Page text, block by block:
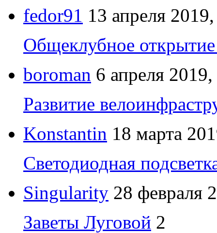
fedor91 13 апреля
Общеклубное открытие
boroman 6 апреля
Развитие
Konstantin 18 марта
Светодиодная
Singularity 28 февраля
Заветы Луговой 2